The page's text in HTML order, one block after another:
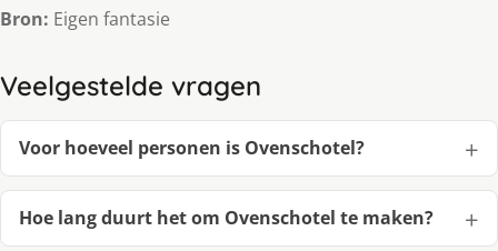
Bron: Eigen fantasie
Veelgestelde vragen
Voor hoeveel personen is Ovenschotel?
Hoe lang duurt het om Ovenschotel te maken?